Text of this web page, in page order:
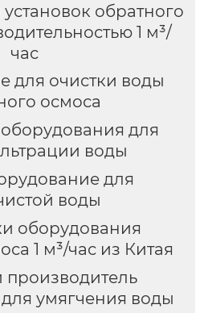
обратного
1 м³/
час
для очистки воды
осмоса
для
воды
для
воды
оборудования
1 м³/час из Китая
производитель
умягчения воды